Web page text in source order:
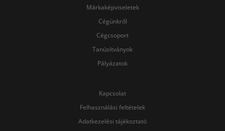
Márkaképviseletek
Cégünkről
Cégcsoport
Tanúsítványok
Pályázatok
Kapcsolat
Felhasználási feltételek
Adatkezelési tájékoztató